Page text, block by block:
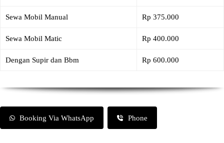
Sewa Mobil Manual Rp 375.000
Sewa Mobil Matic Rp 400.000
Dengan Supir dan Bbm Rp 600.000
Booking Via WhatsApp Phone